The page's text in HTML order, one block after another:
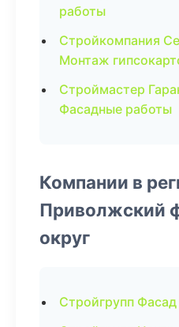
работы
Стройкомпания
Монтаж
Строймастер
Фасадные работы
Компании в
Приволжский
округ
Стройгрупп